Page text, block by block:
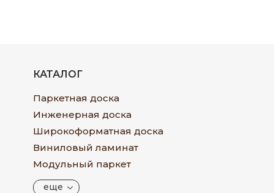
КАТАЛОГ
Паркетная доска
Инженерная доска
Широкоформатная доска
Виниловый ламинат
Модульный паркет
еще